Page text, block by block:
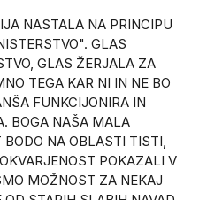
NASTALA NA PRINCIPU
GLAS
GLAS ŽERJALA ZA
TEGA KAR NI IN NE BO
FUNKCIJONIRA IN
BOGA NAŠA MALA
NA OBLASTI TISTI,
POKAZALI V
MOŽNOST ZA NEKAJ